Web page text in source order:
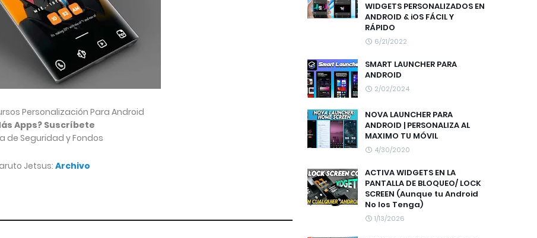
Personalización Para Android
Apps? Suscríbete
de Seguridad y Fondos
Jetsus: Archivo
WIDGETS PERSONALIZADOS EN
ANDROID & iOS FÁCIL Y
RÁPIDO
6/21/2022
SMART LAUNCHER PARA
ANDROID
2/02/2024
NOVA LAUNCHER PARA
ANDROID | PERSONALIZA AL
MAXIMO TU MÓVIL
4/30/2020
ACTIVA WIDGETS EN LA
PANTALLA DE BLOQUEO/ LOCK
SCREEN (Aunque tu Android
No los Tenga)
1/13/2026